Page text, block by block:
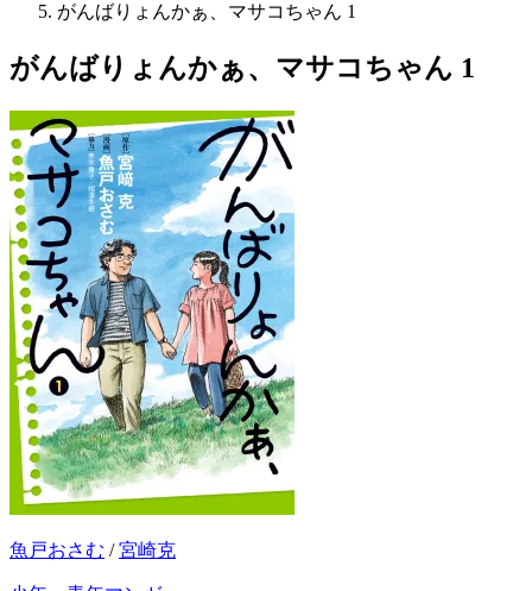
がんばりょんかぁ、マサコちゃん 1
がんばりょんかぁ、マサコちゃん 1
魚戸おさむ /宮崎克